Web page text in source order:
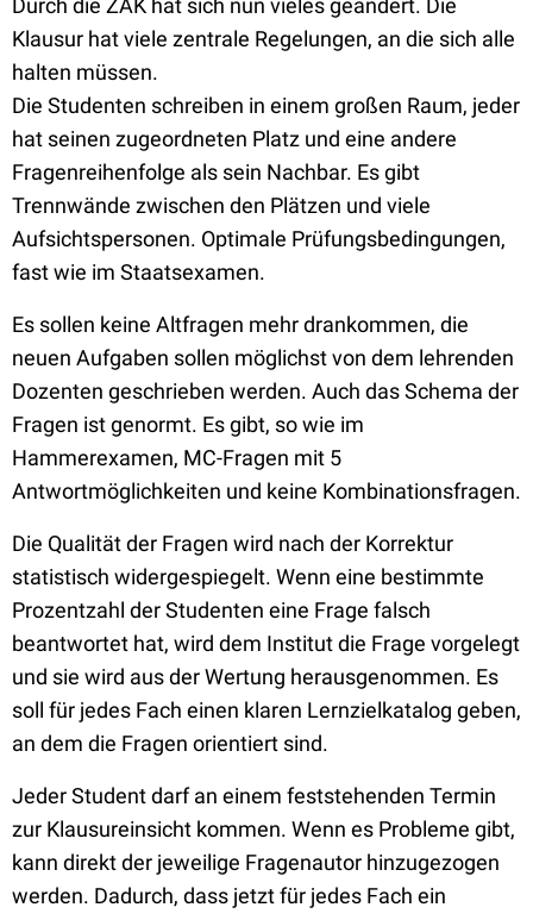
Durch die ZAK hat sich nun vieles geändert. Die
Klausur hat viele zentrale Regelungen, an die sich alle
halten müssen.
Die Studenten schreiben in einem großen Raum, jeder
hat seinen zugeordneten Platz und eine andere
Fragenreihenfolge als sein Nachbar. Es gibt
Trennwände zwischen den Plätzen und viele
Aufsichtspersonen. Optimale Prüfungsbedingungen,
fast wie im Staatsexamen.
Es sollen keine Altfragen mehr drankommen, die
neuen Aufgaben sollen möglichst von dem lehrenden
Dozenten geschrieben werden. Auch das Schema der
Fragen ist genormt. Es gibt, so wie im
Hammerexamen, MC-Fragen mit 5
Antwortmöglichkeiten und keine Kombinationsfragen.
Die Qualität der Fragen wird nach der Korrektur
statistisch widergespiegelt. Wenn eine bestimmte
Prozentzahl der Studenten eine Frage falsch
beantwortet hat, wird dem Institut die Frage vorgelegt
und sie wird aus der Wertung herausgenommen. Es
soll für jedes Fach einen klaren Lernzielkatalog geben,
an dem die Fragen orientiert sind.
Jeder Student darf an einem feststehenden Termin
zur Klausureinsicht kommen. Wenn es Probleme gibt,
kann direkt der jeweilige Fragenautor hinzugezogen
werden. Dadurch, dass jetzt für jedes Fach ein